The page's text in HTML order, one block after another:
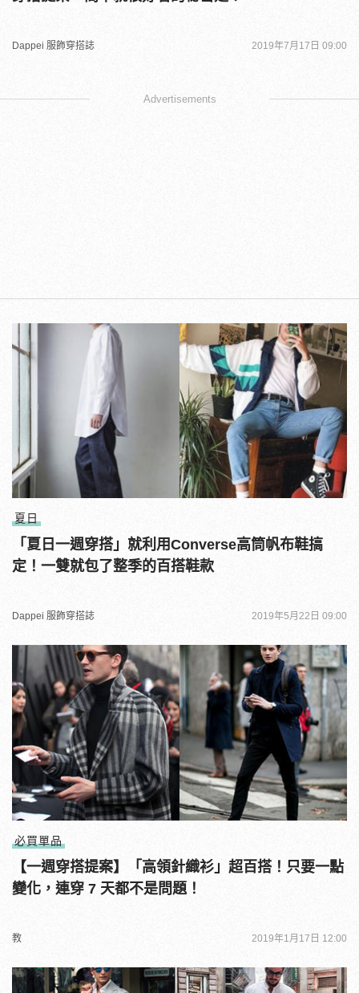
Dappei 服飾穿搭誌 2019年7月17日 09:00
Advertisements
夏日
「夏日一週穿搭」就利用Converse高筒帆布鞋搞
定！一雙就包了整季的百搭鞋款
Dappei 服飾穿搭誌 2019年5月22日 09:00
必買單品
【一週穿搭提案】「高領針織衫」超百搭！只要一點
變化，連穿 7 天都不是問題！
教 2019年1月17日 12:00